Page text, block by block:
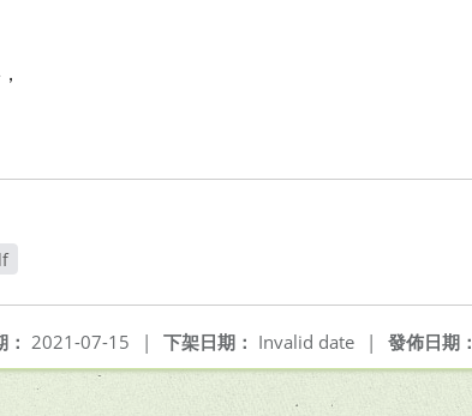
發佈日期：
下架日期： Invalid date |
2021-07-15 |